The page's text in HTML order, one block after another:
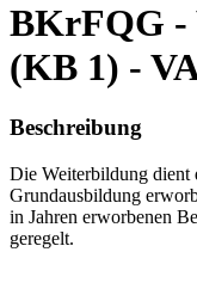
BKrFQG
(KB 1) -
Beschreibung
Die Weiterbildung dient
Grundausbildung
in Jahren erworbenen
geregelt.